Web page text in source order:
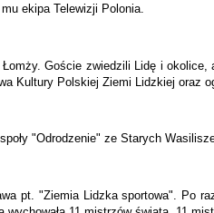
ekipa Telewizji Polonia.
Goście zwiedzili Lidę i
Kultury Polskiej Ziemi Lidzkiej oraz
"Odrodzenie" ze Starych
pt. "Ziemia Lidzka sportowa". Po